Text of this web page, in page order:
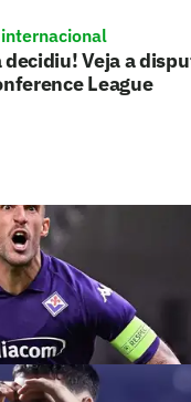
decidiu! Veja a
League